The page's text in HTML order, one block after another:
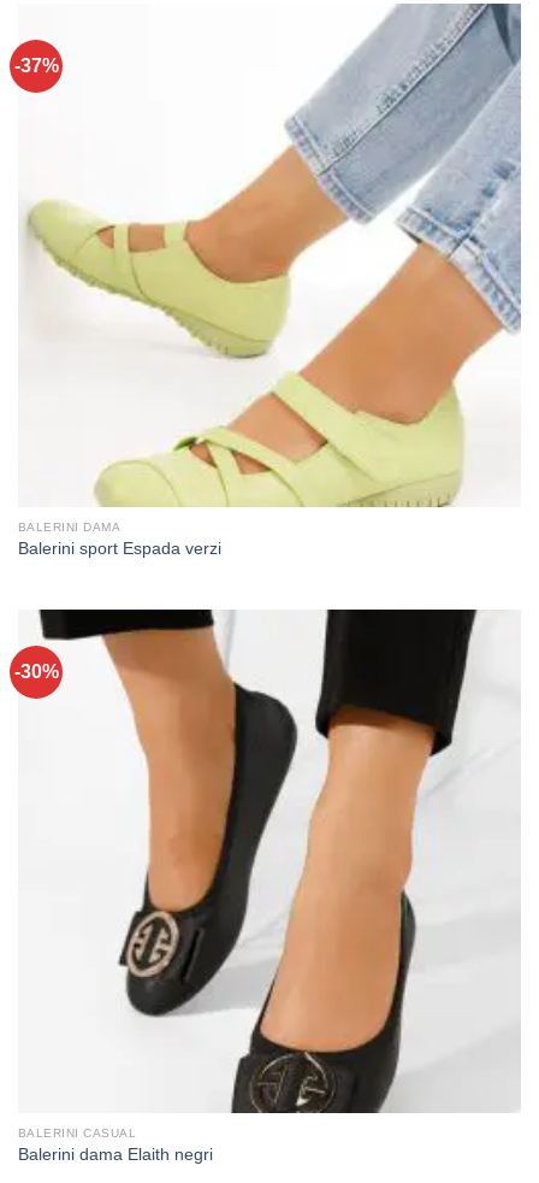
-37%
BALERINI DAMA
Balerini sport Espada verzi
-30%
BALERINI CASUAL
Balerini dama Elaith negri